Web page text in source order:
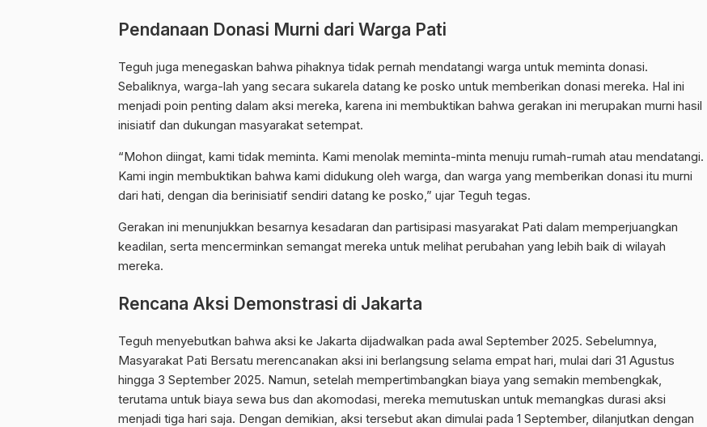
Pendanaan Donasi Murni dari Warga Pati
Teguh juga menegaskan bahwa pihaknya tidak pernah mendatangi warga untuk meminta donasi.
Sebaliknya, warga-lah yang secara sukarela datang ke posko untuk memberikan donasi mereka. Hal ini
menjadi poin penting dalam aksi mereka, karena ini membuktikan bahwa gerakan ini merupakan murni hasil
inisiatif dan dukungan masyarakat setempat.
“Mohon diingat, kami tidak meminta. Kami menolak meminta-minta menuju rumah-rumah atau mendatangi.
Kami ingin membuktikan bahwa kami didukung oleh warga, dan warga yang memberikan donasi itu murni
dari hati, dengan dia berinisiatif sendiri datang ke posko,” ujar Teguh tegas.
Gerakan ini menunjukkan besarnya kesadaran dan partisipasi masyarakat Pati dalam memperjuangkan
keadilan, serta mencerminkan semangat mereka untuk melihat perubahan yang lebih baik di wilayah
mereka.
Rencana Aksi Demonstrasi di Jakarta
Teguh menyebutkan bahwa aksi ke Jakarta dijadwalkan pada awal September 2025. Sebelumnya,
Masyarakat Pati Bersatu merencanakan aksi ini berlangsung selama empat hari, mulai dari 31 Agustus
hingga 3 September 2025. Namun, setelah mempertimbangkan biaya yang semakin membengkak,
terutama untuk biaya sewa bus dan akomodasi, mereka memutuskan untuk memangkas durasi aksi
menjadi tiga hari saja. Dengan demikian, aksi tersebut akan dimulai pada 1 September, dilanjutkan dengan